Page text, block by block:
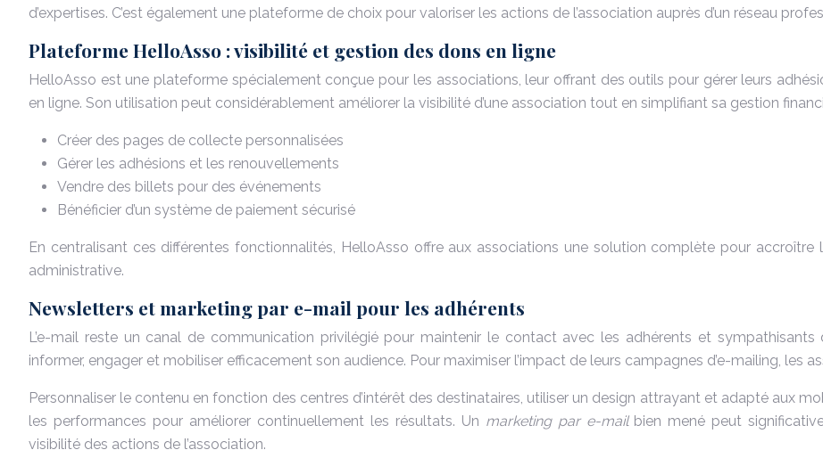
d’expertises. C’est également une plateforme de choix pour valoriser les actions de l’association auprès d’un réseau
Plateforme HelloAsso : visibilité et gestion des dons en ligne
HelloAsso est une plateforme spécialement conçue pour les associations, leur offrant des outils pour gérer leurs
en ligne. Son utilisation peut considérablement améliorer la visibilité d’une association tout en simplifiant sa gestion
Créer des pages de collecte personnalisées
Gérer les adhésions et les renouvellements
Vendre des billets pour des événements
Bénéficier d’un système de paiement sécurisé
En centralisant ces différentes fonctionnalités, HelloAsso offre aux associations une solution complète pour
administrative.
Newsletters et marketing par e-mail pour les adhérents
L’e-mail reste un canal de communication privilégié pour maintenir le contact avec les adhérents et sympathisants
informer, engager et mobiliser efficacement son audience. Pour maximiser l’impact de leurs campagnes d’e-mailing, les
Personnaliser le contenu en fonction des centres d’intérêt des destinataires, utiliser un design attrayant et adapté aux
les performances pour améliorer continuellement les résultats. Un marketing par e-mail bien mené peut
visibilité des actions de l’association.